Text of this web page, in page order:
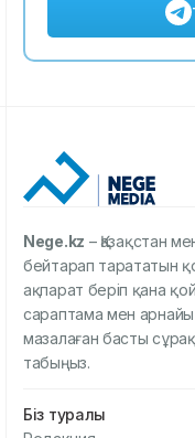
Nege.kz – Қазақстан
бейтарап тарататын
ақпарат беріп қана
сараптама мен
мазалаған басты
табыңыз.
Біз туралы